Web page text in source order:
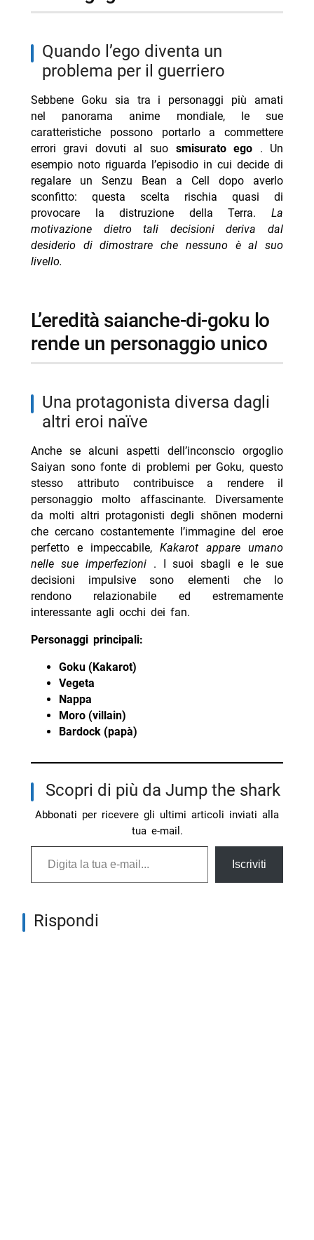
quando l’ego diventa un
problema per il guerriero
Sebbene Goku sia tra i personaggi più amati
nel panorama anime mondiale, le sue
caratteristiche possono portarlo a commettere
errori gravi dovuti al suo smisurato ego . Un
esempio noto riguarda l’episodio in cui decide di
regalare un Senzu Bean a Cell dopo averlo
sconfitto: questa scelta rischia quasi di
provocare la distruzione della Terra. La
motivazione dietro tali decisioni deriva dal
desiderio di dimostrare che nessuno è al suo
livello.
l’eredità saianche-di-goku lo
rende un personaggio unico
una protagonista diversa dagli
altri eroi naïve
Anche se alcuni aspetti dell’inconscio orgoglio
Saiyan sono fonte di problemi per Goku, questo
stesso attributo contribuisce a rendere il
personaggio molto affascinante. Diversamente
da molti altri protagonisti degli shōnen moderni
che cercano costantemente l’immagine del eroe
perfetto e impeccabile,Kakarot appare umano
nelle sue imperfezioni . I suoi sbagli e le sue
decisioni impulsive sono elementi che lo
rendono relazionabile ed estremamente
interessante agli occhi dei fan.
Personaggi principali:
Goku (Kakarot)
Vegeta
Nappa
Moro (villain)
Bardock (papà)
Scopri di più da Jump the shark
Abbonati per ricevere gli ultimi articoli inviati alla
tua e-mail.
Digita la tua e-mail...
Iscriviti
Rispondi